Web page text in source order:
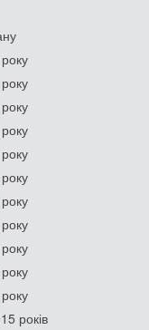
років